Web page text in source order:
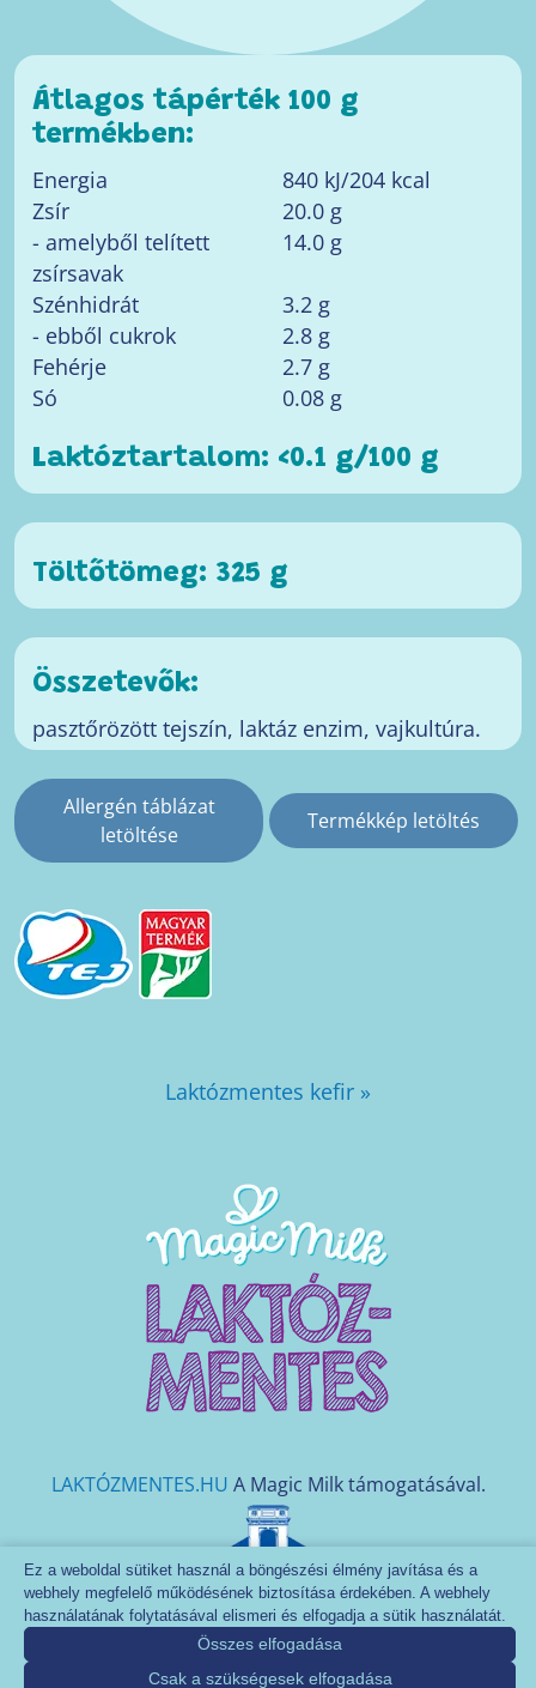
Átlagos tápérték 100 g
termékben:
Energia
840 kJ/204 kcal
Zsír
- amelyből telített
zsírsavak
20.0 g
14.0 g
Szénhidrát
- ebből cukrok
3.2 g
2.8 g
Fehérje
2.7 g
Só
0.08 g
Laktóztartalom: <0.1 g/100 g
Töltőtömeg: 325 g
Összetevők:
pasztőrözött tejszín, laktáz enzim, vajkultúra.
Allergén táblázat
letöltése
Termékkép letöltés
Laktózmentes kefir »
LAKTÓZMENTES.HU A Magic Milk támogatásával.
Naszálytej Tejfeldolgozó és Kereskedelmi Zrt. - Minden
jog fenntartva. 2026
2600 Vác, Deákvári fasor 10. |naszalytej@naszalytej.hu
|www.naszalytej.hu |
Ez a weboldal sütiket használ a böngészési élmény javítása és a
webhely megfelelő működésének biztosítása érdekében. A webhely
használatának folytatásával elismeri és elfogadja a sütik használatát.
Összes elfogadása
Csak a szükségesek elfogadása